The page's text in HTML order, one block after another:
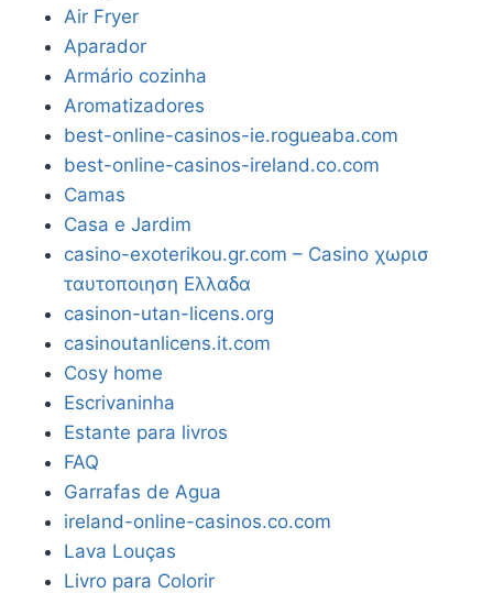
Air Fryer
Aparador
Armário cozinha
Aromatizadores
best-online-casinos-ie.rogueaba.com
best-online-casinos-ireland.co.com
Camas
Casa e Jardim
casino-exoterikou.gr.com – Casino χωρισ
ταυτοποιηση Ελλαδα
casinon-utan-licens.org
casinoutanlicens.it.com
Cosy home
Escrivaninha
Estante para livros
FAQ
Garrafas de Agua
ireland-online-casinos.co.com
Lava Louças
Livro para Colorir